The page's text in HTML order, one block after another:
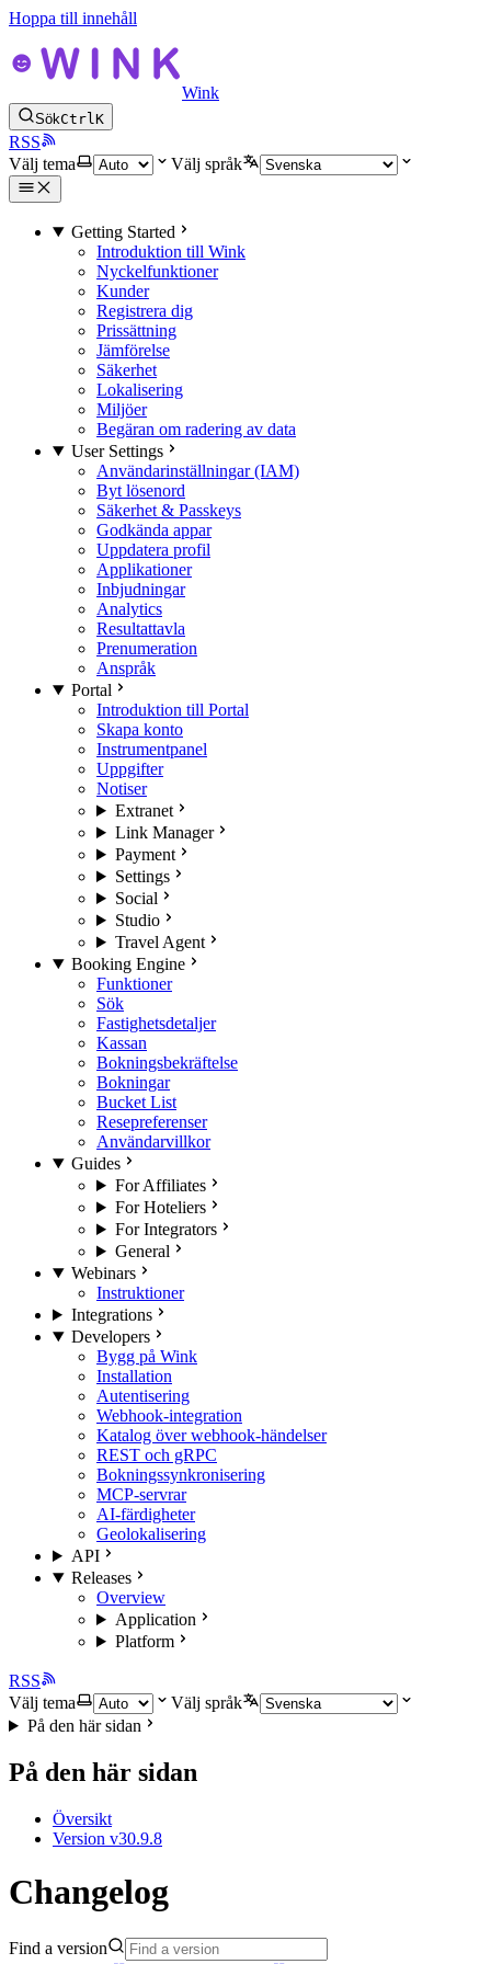
Hoppa till innehåll
Wink
SökCtrlK
RSS
Välj tema
Välj språk
Getting Started
Introduktion till Wink
Nyckelfunktioner
Kunder
Registrera dig
Prissättning
Jämförelse
Säkerhet
Lokalisering
Miljöer
Begäran om radering av data
User Settings
Användarinställningar (IAM)
Byt lösenord
Säkerhet & Passkeys
Godkända appar
Uppdatera profil
Applikationer
Inbjudningar
Analytics
Resultattavla
Prenumeration
Anspråk
Portal
Introduktion till Portal
Skapa konto
Instrumentpanel
Uppgifter
Notiser
Extranet
Link Manager
Payment
Settings
Social
Studio
Travel Agent
Booking Engine
Funktioner
Sök
Fastighetsdetaljer
Kassan
Bokningsbekräftelse
Bokningar
Bucket List
Resepreferenser
Användarvillkor
Guides
For Affiliates
For Hoteliers
For Integrators
General
Webinars
Instruktioner
Integrations
Developers
Bygg på Wink
Installation
Autentisering
Webhook-integration
Katalog över webhook-händelser
REST och gRPC
Bokningssynkronisering
MCP-servrar
AI-färdigheter
Geolokalisering
API
Releases
Overview
Application
Platform
RSS
Välj tema
Välj språk
På den här sidan
På den här sidan
Översikt
Version v30.9.8
Changelog
Find a version